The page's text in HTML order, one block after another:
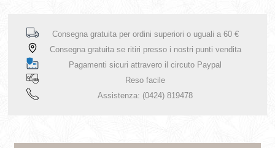
Consegna gratuita per ordini superiori o uguali a 60 €
Consegna gratuita se ritiri presso i nostri punti vendita
Pagamenti sicuri attravero il circuto Paypal
Reso facile
Assistenza: (0424) 819478